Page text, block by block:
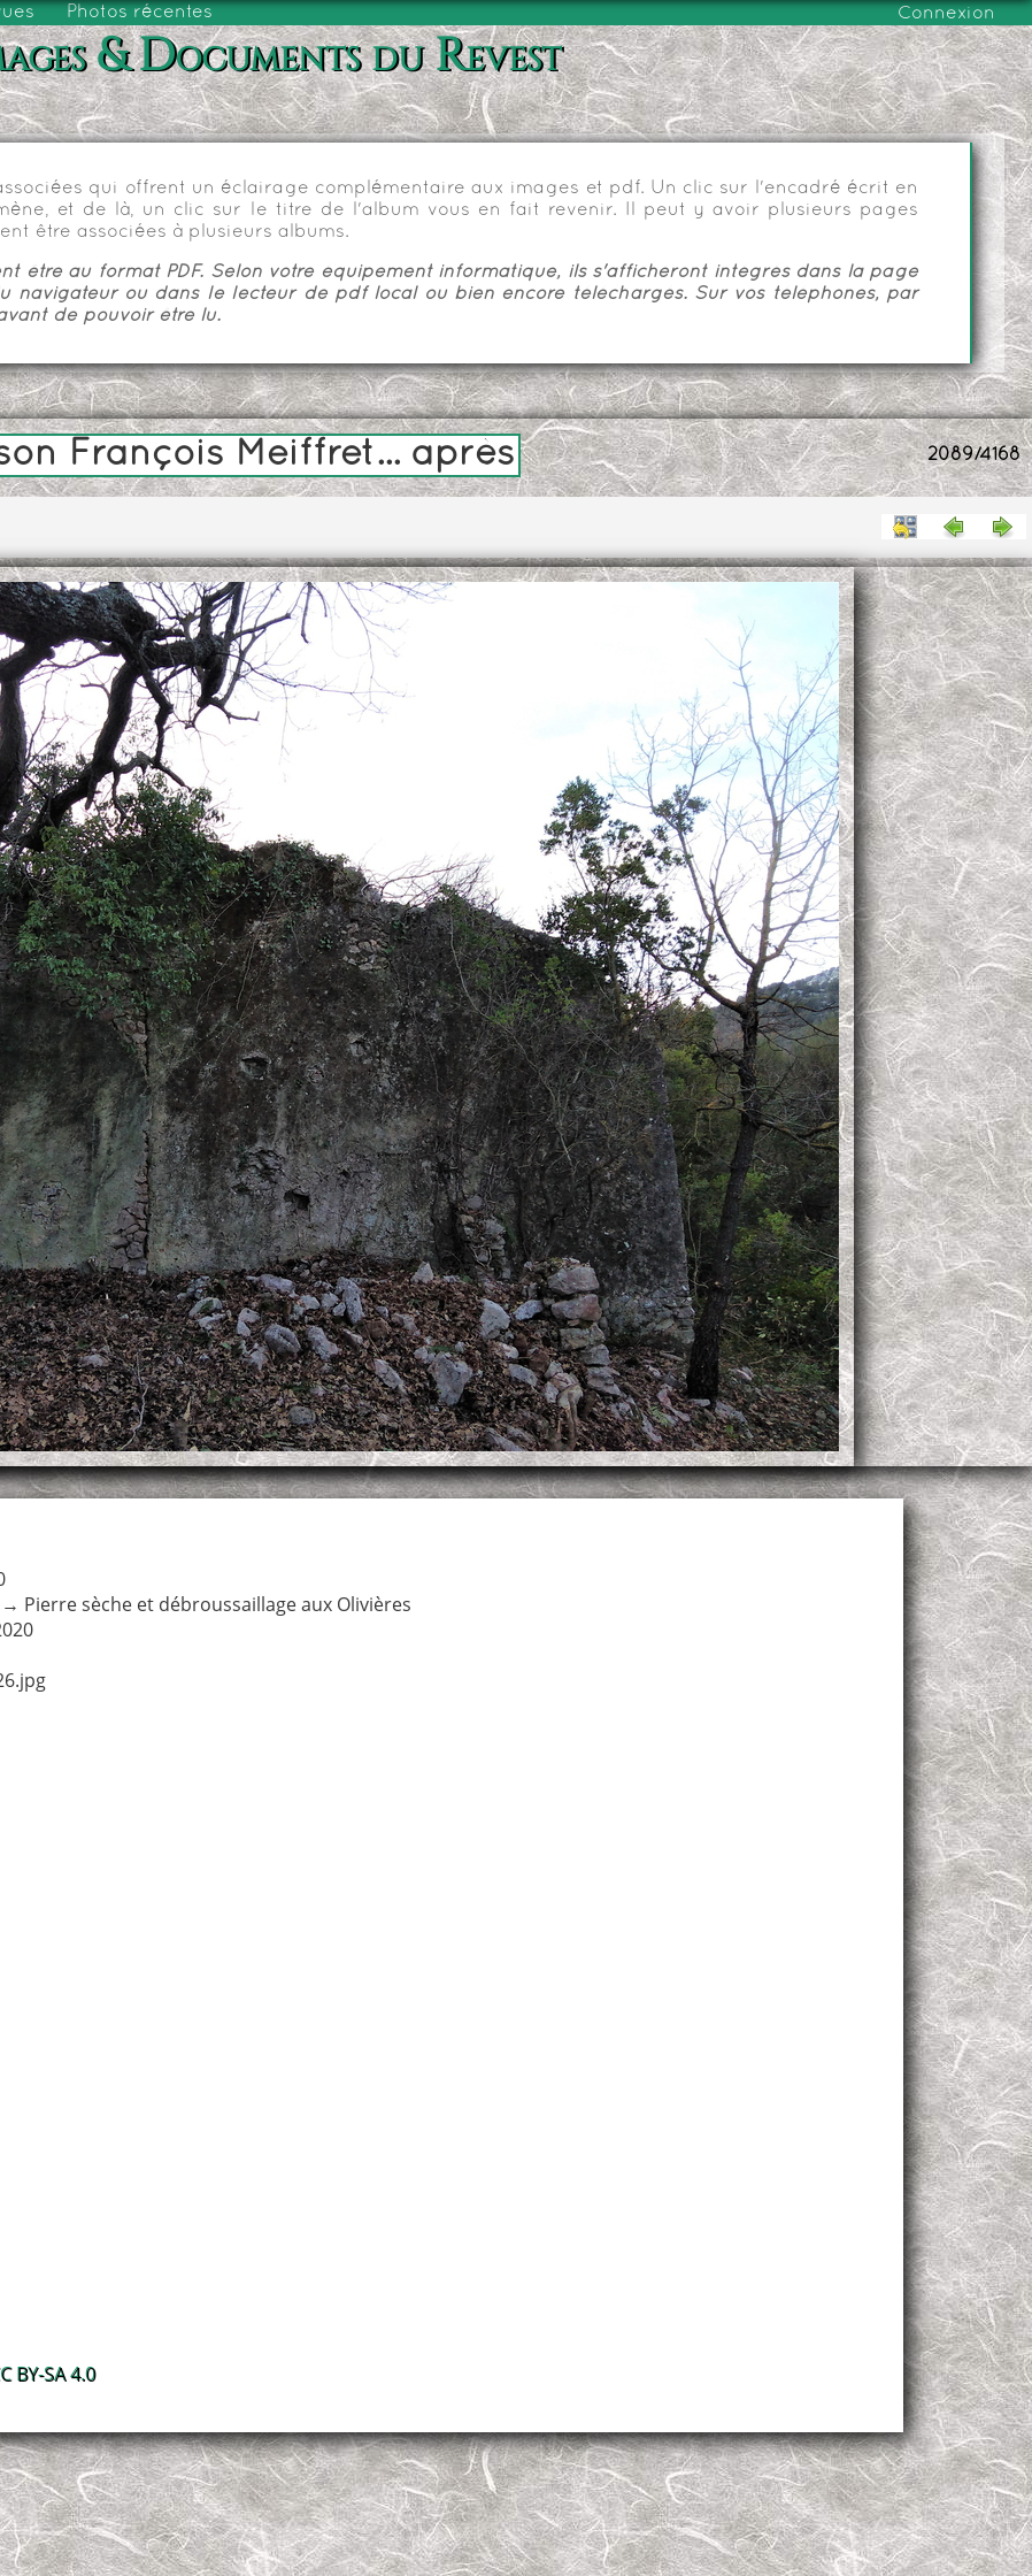
Photos récentes Connexion
& Documents du Revest
qui offrent un éclairage complémentaire aux images et pdf. Un clic sur l'encadré écrit en
et de là, un clic sur le titre de l'album vous en fait revenir. Il peut y avoir plusieurs pages
être associées à plusieurs albums.
être au format PDF. Selon votre équipement informatique, ils s'afficheront intégrés dans la page
navigateur ou dans le lecteur de pdf local ou bien encore téléchargés. Sur vos téléphones, par
de pouvoir être lu.
2089/4168
François Meiffret... après
→ Pierre sèche et débroussaillage aux Olivières
BY-SA 4.0